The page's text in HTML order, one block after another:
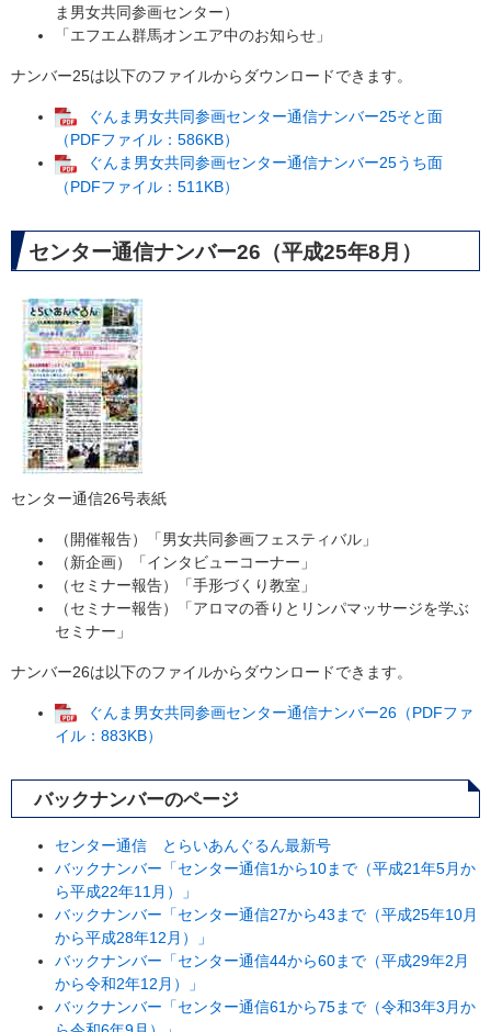
ま男女共同参画センター）
「エフエム群馬オンエア中のお知らせ」
ナンバー25は以下のファイルからダウンロードできます。
ぐんま男女共同参画センター通信ナンバー25そと面
（PDFファイル：586KB）
ぐんま男女共同参画センター通信ナンバー25うち面
（PDFファイル：511KB）
センター通信ナンバー26（平成25年8月）
センター通信26号表紙
（開催報告）「男女共同参画フェスティバル」
（新企画）「インタビューコーナー」
（セミナー報告）「手形づくり教室」
（セミナー報告）「アロマの香りとリンパマッサージを学ぶ
セミナー」
ナンバー26は以下のファイルからダウンロードできます。
ぐんま男女共同参画センター通信ナンバー26（PDFファ
イル：883KB）
バックナンバーのページ
センター通信 とらいあんぐるん最新号
バックナンバー「センター通信1から10まで（平成21年5月か
ら平成22年11月）」
バックナンバー「センター通信27から43まで（平成25年10月
から平成28年12月）」
バックナンバー「センター通信44から60まで（平成29年2月
から令和2年12月）」
バックナンバー「センター通信61から75まで（令和3年3月か